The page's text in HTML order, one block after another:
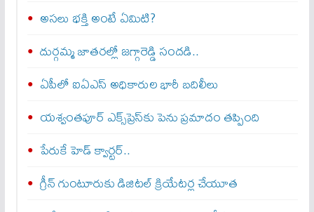
అసలు భక్తి అంటే ఏమిటి?
దుర్గమ్మ జాతరల్లో జగ్గారెడ్డి సందడి..
ఏపీలో ఐఏఎస్ అధికారుల భారీ బదిలీలు
యశ్వంతపూర్ ఎక్స్‌ప్రెస్‌కు పెను ప్రమాదం తప్పింది
పేరుకే హెడ్ క్వార్టర్..
గ్రీన్ గుంటూరుకు డిజిటల్ క్రియేటర్ల చేయూత